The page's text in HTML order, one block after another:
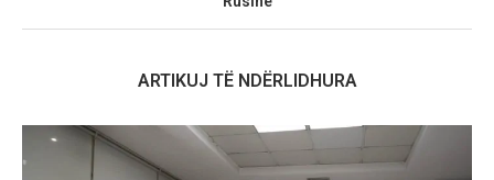
ARTIKUJ TË NDËRLIDHURA